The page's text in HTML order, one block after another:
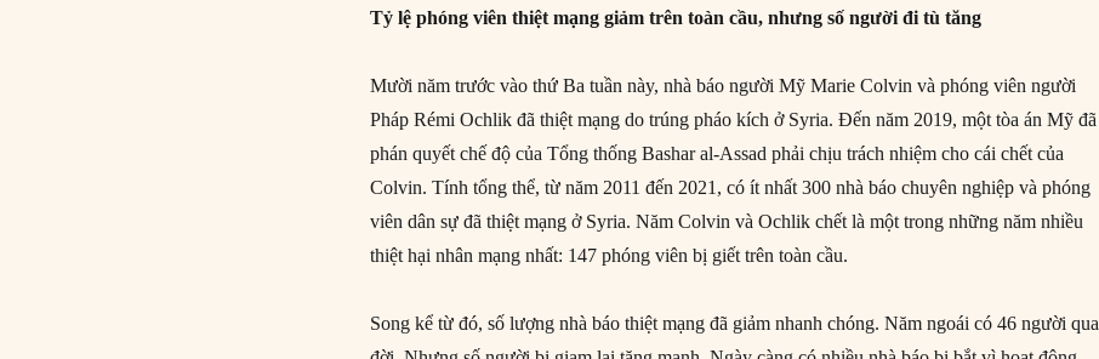
Tỷ lệ phóng viên thiệt mạng giảm trên toàn cầu, nhưng số người đi tù tăng
Mười năm trước vào thứ Ba tuần này, nhà báo người Mỹ Marie Colvin và phóng viên người
Pháp Rémi Ochlik đã thiệt mạng do trúng pháo kích ở Syria. Đến năm 2019, một tòa án Mỹ đã
phán quyết chế độ của Tổng thống Bashar al-Assad phải chịu trách nhiệm cho cái chết của
Colvin. Tính tổng thể, từ năm 2011 đến 2021, có ít nhất 300 nhà báo chuyên nghiệp và phóng
viên dân sự đã thiệt mạng ở Syria. Năm Colvin và Ochlik chết là một trong những năm nhiều
thiệt hại nhân mạng nhất: 147 phóng viên bị giết trên toàn cầu.
Song kể từ đó, số lượng nhà báo thiệt mạng đã giảm nhanh chóng. Năm ngoái có 46 người qua